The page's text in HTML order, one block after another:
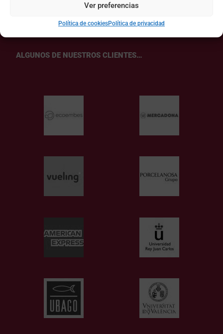
Ver preferencias
Política de cookiesPolítica de privacidad
ALGUNOS DE NUESTROS CLIENTES…